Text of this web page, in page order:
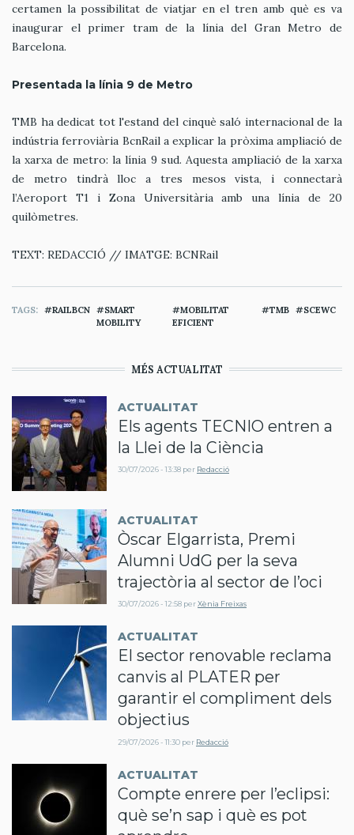
certamen la possibilitat de viatjar en el tren amb què es va
inaugurar el primer tram de la línia del Gran Metro de
Barcelona.
Presentada la línia 9 de Metro
TMB ha dedicat tot l'estand del cinquè saló internacional de la
indústria ferroviària BcnRail a explicar la pròxima ampliació de
la xarxa de metro: la línia 9 sud. Aquesta ampliació de la xarxa
de metro tindrà lloc a tres mesos vista, i connectarà
l’Aeroport T1 i Zona Universitària amb una línia de 20
quilòmetres.
TEXT: REDACCIÓ // IMATGE: BCNRail
TAGS RAILBCN
SMART
MOBILITY
MOBILITAT
EFICIENT
TMB SCEWC
MÉS ACTUALITAT
ACTUALITAT
Els agents TECNIO entren a
la Llei de la Ciència
30/07/2026 - 13:38 per Redacció
ACTUALITAT
Òscar Elgarrista, Premi
Alumni UdG per la seva
trajectòria al sector de l’oci
30/07/2026 - 12:58 perXènia Freixas
ACTUALITAT
El sector renovable reclama
canvis al PLATER per
garantir el compliment dels
objectius
29/07/2026 - 11:30 per Redacció
ACTUALITAT
Compte enrere per l’eclipsi:
què se’n sap i què es pot